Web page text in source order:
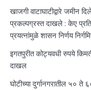
खाजगी वाटाघाटीद्वारे जमीन
प्रकल्पग्रस्त दाखले : केए
प्रयत्नांमुळे शासन निर्णय
इगतपुरीत कोट्यवधी रुपये
दाखल
घोटीच्या दुर्गानगरातील ५० ते